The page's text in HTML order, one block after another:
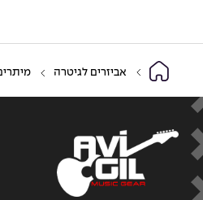
אביזרים לגיטרה